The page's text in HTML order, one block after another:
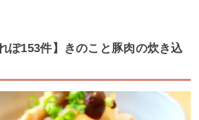
ぽ153件】きのこと豚肉の炊き込